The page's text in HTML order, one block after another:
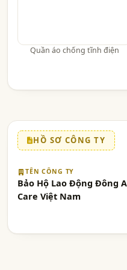
Quần áo chống tĩnh điện
HỒ SƠ CÔNG TY
TÊN CÔNG TY
Bảo Hộ Lao Động Đông
Care Việt Nam